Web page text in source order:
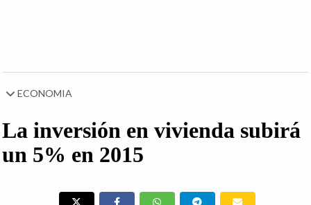
ECONOMIA
La inversión en vivienda subirá
un 5% en 2015